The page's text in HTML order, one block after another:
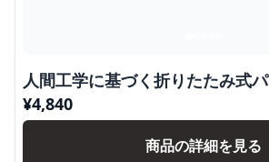
人間工学に基づく折りたたみ式
¥4,840
商品の詳細を見る